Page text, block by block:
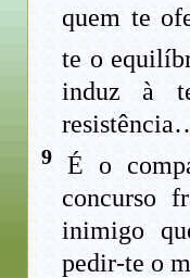
quem te
te o
induz à
9 É o
concurso
inimigo
pedir-te o